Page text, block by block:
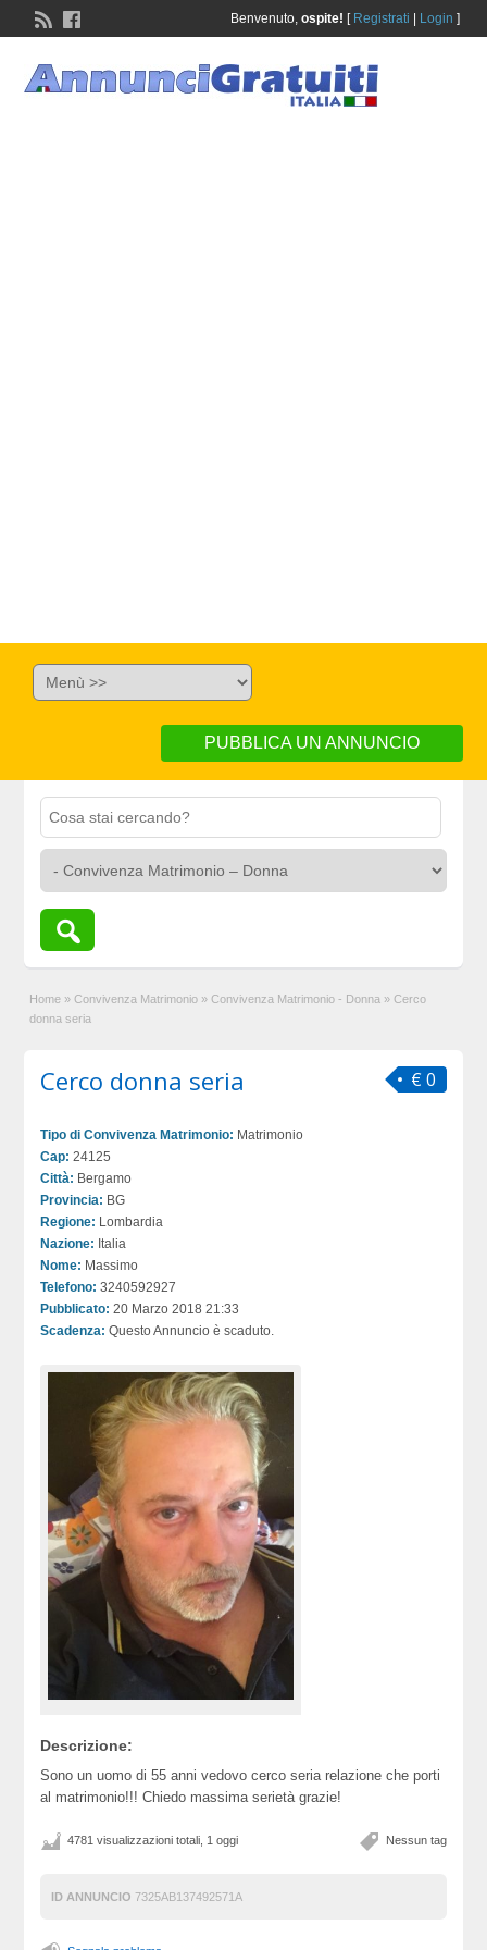
Benvenuto, ospite! [ Registrati Login ]
PUBBLICA UN ANNUNCIO
Home » Convivenza Matrimonio » Convivenza Matrimonio - Donna » Cerco
donna seria
€ 0
Cerco donna seria
Tipo di Convivenza Matrimonio: Matrimonio
Cap: 24125
Città: Bergamo
Provincia: BG
Regione: Lombardia
Nazione: Italia
Nome: Massimo
Telefono: 3240592927
Pubblicato: 20 Marzo 2018 21:33
Scadenza: Questo Annuncio è scaduto.
Descrizione:
Sono un uomo di 55 anni vedovo cerco seria relazione che porti
al matrimonio!!! Chiedo massima serietà grazie!
Nessun tag
4781 visualizzazioni totali, 1 oggi
ID ANNUNCIO 7325AB137492571A